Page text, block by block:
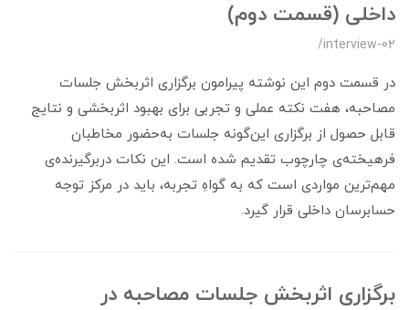
داخلی (قسمت دوم)
/interview-02
در قسمت دوم این نوشته پیرامون برگزاری اثربخش جلسات
مصاحبه، هفت نکته عملی و تجربی برای بهبود اثربخشی و نتایج
قابل حصول از برگزاری این‌گونه جلسات به‌حضور مخاطبان
فرهیخته‌ی چارچوب تقدیم شده است. این نکات دربرگیرنده‌ی
مهم‌ترین مواردی است که به گواهِ تجربه، باید در مرکز توجه
حسابرسان داخلی قرار گیرد.
برگزاری اثربخش جلسات مصاحبه در